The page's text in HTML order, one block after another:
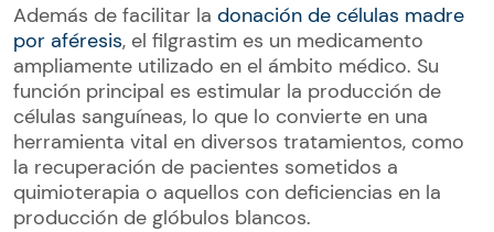
Además de facilitar la donación de células madre
por aféresis, el filgrastim es un medicamento
ampliamente utilizado en el ámbito médico. Su
función principal es estimular la producción de
células sanguíneas, lo que lo convierte en una
herramienta vital en diversos tratamientos, como
la recuperación de pacientes sometidos a
quimioterapia o aquellos con deficiencias en la
producción de glóbulos blancos.